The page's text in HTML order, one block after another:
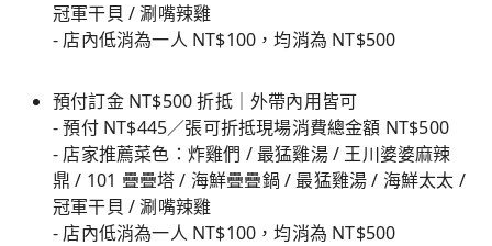
冠軍干貝 / 涮嘴辣雞
- 店內低消為一人 NT$100，均消為 NT$500
預付訂金 NT$500 折抵｜外帶內用皆可
- 預付 NT$445／張可折抵現場消費總金額 NT$500
- 店家推薦菜色：炸雞們 / 最猛雞湯 / 王川婆婆麻辣
鼎 / 101 疊疊塔 / 海鮮疊疊鍋 / 最猛雞湯 / 海鮮太太 /
冠軍干貝 / 涮嘴辣雞
- 店內低消為一人 NT$100，均消為 NT$500